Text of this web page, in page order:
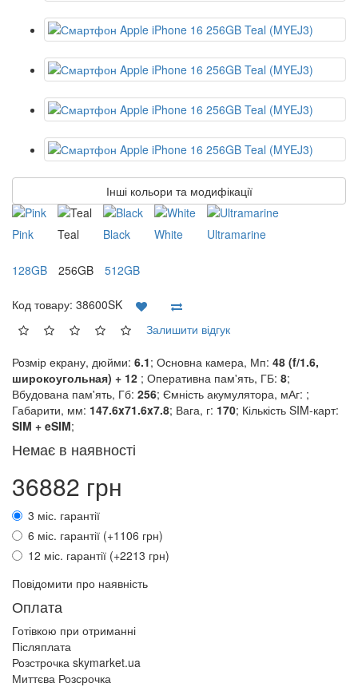
Інші кольори та модифікації
Pink Teal Black White Ultramarine
128GB 256GB 512GB
Код товару: 38600SK
Залишити відгук
Розмір екрану, дюйми: 6.1; Основна камера, Мп: 48 (f/1.6,
широкоугольная) + 12 ; Оперативна пам'ять, ГБ: 8;
Вбудована пам'ять, Гб: 256; Ємність акумулятора, мАг: ;
Габарити, мм: 147.6x71.6x7.8; Вага, г: 170; Кількість SIM-карт:
SIM + eSIM;
Немає в наявності
36882 грн
3 міс. гарантії
6 міс. гарантії (+1106 грн)
12 міс. гарантії (+2213 грн)
Повідомити про наявність
Оплата
Готівкою при отриманні
Післяплата
Розстрочка skymarket.ua
Миттєва Розсрочка